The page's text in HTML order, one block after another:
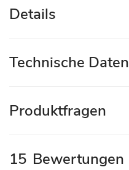
Details
Technische Daten
Produktfragen
15 Bewertungen